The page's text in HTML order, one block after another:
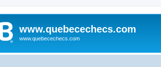
www.quebecechecs.com
www.quebecechecs.com